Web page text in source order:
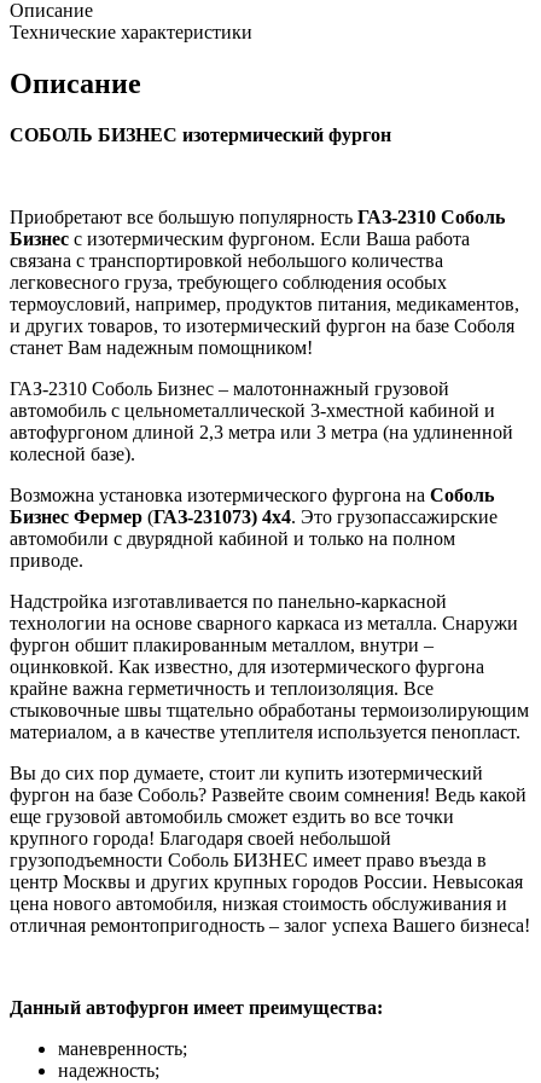
Описание
Технические характеристики
Описание
СОБОЛЬ БИЗНЕС изотермический фургон
Приобретают все большую популярность ГАЗ-2310 Соболь
Бизнес с изотермическим фургоном. Если Ваша работа
связана с транспортировкой небольшого количества
легковесного груза, требующего соблюдения особых
термоусловий, например, продуктов питания, медикаментов,
и других товаров, то изотермический фургон на базе Соболя
станет Вам надежным помощником!
ГАЗ-2310 Соболь Бизнес – малотоннажный грузовой
автомобиль с цельнометаллической 3-хместной кабиной и
автофургоном длиной 2,3 метра или 3 метра (на удлиненной
колесной базе).
Возможна установка изотермического фургона на Соболь
Бизнес Фермер (ГАЗ-231073) 4х4. Это грузопассажирские
автомобили с двурядной кабиной и только на полном
приводе.
Надстройка изготавливается по панельно-каркасной
технологии на основе сварного каркаса из металла. Снаружи
фургон обшит плакированным металлом, внутри –
оцинковкой. Как известно, для изотермического фургона
крайне важна герметичность и теплоизоляция. Все
стыковочные швы тщательно обработаны термоизолирующим
материалом, а в качестве утеплителя используется пенопласт.
Вы до сих пор думаете, стоит ли купить изотермический
фургон на базе Соболь? Развейте своим сомнения! Ведь какой
еще грузовой автомобиль сможет ездить во все точки
крупного города! Благодаря своей небольшой
грузоподъемности Соболь БИЗНЕС имеет право въезда в
центр Москвы и других крупных городов России. Невысокая
цена нового автомобиля, низкая стоимость обслуживания и
отличная ремонтопригодность – залог успеха Вашего бизнеса!
Данный автофургон имеет преимущества:
маневренность;
надежность;